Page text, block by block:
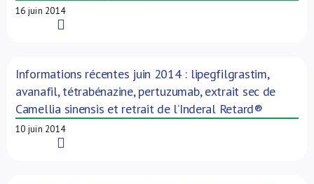
16 juin 2014
Informations récentes juin 2014 : lipegfilgrastim,
avanafil, tétrabénazine, pertuzumab, extrait sec de
Camellia sinensis et retrait de l’Inderal Retard®
10 juin 2014